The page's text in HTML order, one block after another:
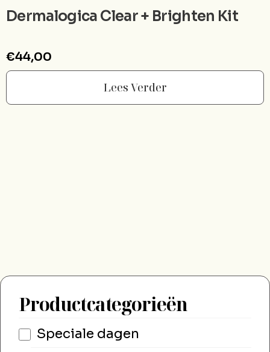
Dermalogica Clear + Brighten Kit
€44,00
Lees Verder
Productcategorieën
Speciale dagen